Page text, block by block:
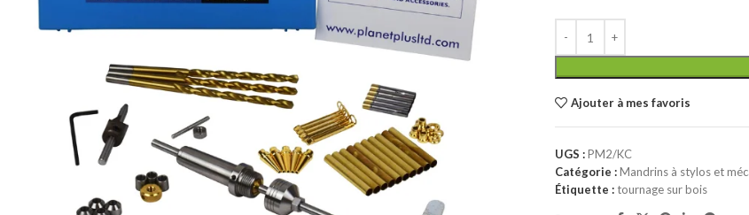
Ajouter à mes favoris
UGS :PM2/KC
Catégorie :Mandrins à stylos et
Étiquette :tournage sur bois